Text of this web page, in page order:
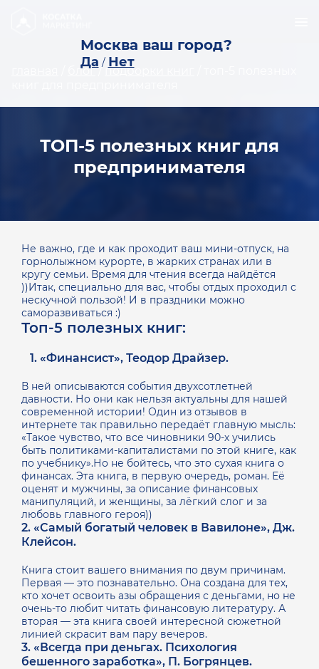
Москва ваш город?
Да / Нет
блог / подборки книг
ТОП-5 полезных книг для
предпринимателя
Не важно, где и как проходит ваш мини-отпуск, на
горнолыжном курорте, в жарких странах или в
кругу семьи. Время для чтения всегда найдётся
))Итак, специально для вас, чтобы отдых проходил с
нескучной пользой! И в праздники можно
саморазвиваться :)
Топ-5 полезных книг:
⠀1. «Финансист», Теодор Драйзер.
В ней описываются события двухсотлетней
давности. Но они как нельзя актуальны для нашей
современной истории! Один из отзывов в
интернете так правильно передаёт главную мысль:
«Такое чувство, что все чиновники 90-х учились
быть политиками-капиталистами по этой книге, как
по учебнику».Но не бойтесь, что это сухая книга о
финансах. Эта книга, в первую очередь, роман. Её
оценят и мужчины, за описание финансовых
манипуляций, и женщины, за лёгкий слог и за
любовь главного героя))
2. «Самый богатый человек в Вавилоне», Дж.
Клейсон.
Книга стоит вашего внимания по двум причинам.
Первая — это познавательно. Она создана для тех,
кто хочет освоить азы обращения с деньгами, но не
очень-то любит читать финансовую литературу. А
вторая — эта книга своей интересной сюжетной
линией скрасит вам пару вечеров.
3. «Всегда при деньгах. Психология
бешенного заработка», П. Богрянцев.